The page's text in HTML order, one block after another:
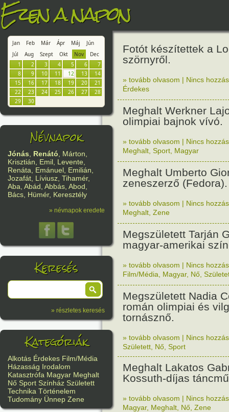
Ezen a napon
Jan Feb Már Ápr Máj
Jún
Júl
Aug Szept Okt Nov
Dec
1
2 3 4 5 6
7
8
9 10 11 12 13
14
15
16 17 18 19 20
21
22
23 24 25 26 27
28
29
30
Névnapok
Jónás, Renátó, Márton,
Krisztián, Emil, Levente,
Renáta, Emánuel, Emilián,
Jozafát, Líviusz, Tihamér,
Aba, Abád, Abbás, Abod,
Bács, Hümér, Keresztély
» névnapok eredete
Keresés
» részletes keresés
Kategóriák
Alkotás Érdekes Film/Média
Házasság Irodalom
Katasztrófa Magyar Meghalt
Nő Sport Színház Született
Technika Történelem
Tudomány Ünnep Zene
Fotót készítettek a
szörnyről.
» tovább olvasom | Nincs
Érdekes
Meghalt Werkner
olimpiai bajnok vívó.
» tovább olvasom | Nincs
Meghalt Sport Magyar
Meghalt Umberto
zeneszerző (Fedora).
» tovább olvasom | Nincs
Meghalt Zene
Megszületett Tarján
magyar-amerikai
» tovább olvasom | Nincs
Film/Média
Magyar, Nő
Megszületett Nadia
román olimpiai és
tornásznő.
» tovább olvasom | Nincs
Született Nő Sport
Meghalt Lakatos
Kossuth-díjas
» tovább olvasom | Nincs
Magyar, Meghalt Nő Zene